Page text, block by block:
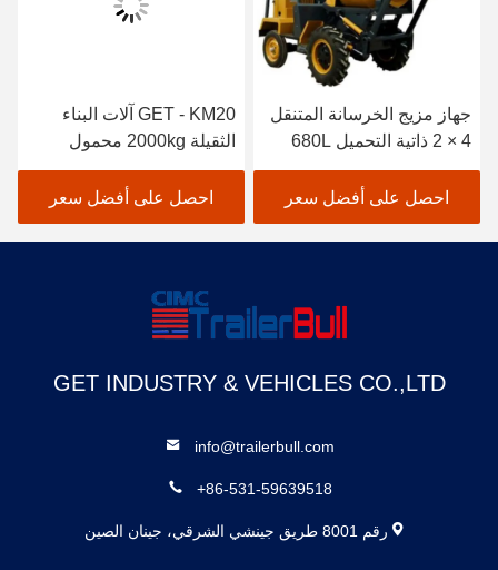
جهاز مزيج الخرسانة المتنقل
4 × 2 ذاتية التحميل 680L
طبل 200L آلة مزيج
الخرسانة
احصل على أفضل سعر
GET - KM20 آلات البناء
الثقيلة 2000kg محمول
عجلات مفصلة مضغوطة
احصل على أفضل سعر
GET INDUSTRY & VEHICLES CO.,LTD
info@trailerbull.com
+86-531-59639518
رقم 8001 طريق جينشي الشرقي، جينان الصين